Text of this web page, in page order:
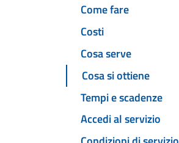
Come fare
Costi
Cosa serve
Cosa si ottiene
Tempi e scadenze
Accedi al servizio